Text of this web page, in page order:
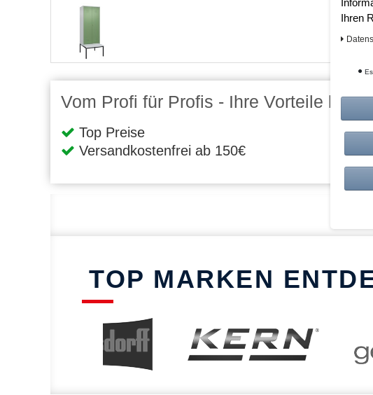
Vom Profi für Profis - Ihre Vorteile bei
Top Preise
Versandkostenfrei ab 150€
TOP MARKEN
Ihren